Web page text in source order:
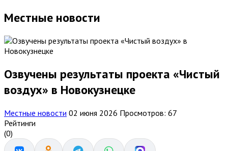
Местные новости
Озвучены результаты проекта «Чистый
воздух» в Новокузнецке
Местные новости 02 июня 2026 Просмотров: 67
Рейтинги
(0)